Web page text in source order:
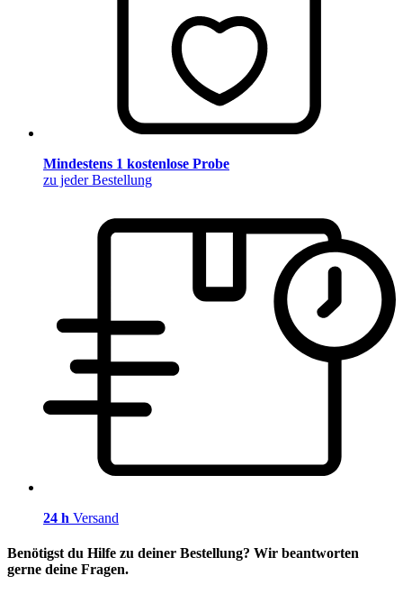
Mindestens 1 kostenlose Probe
zu jeder Bestellung
24 h Versand
Benötigst du Hilfe zu deiner Bestellung? Wir beantworten
gerne deine Fragen.